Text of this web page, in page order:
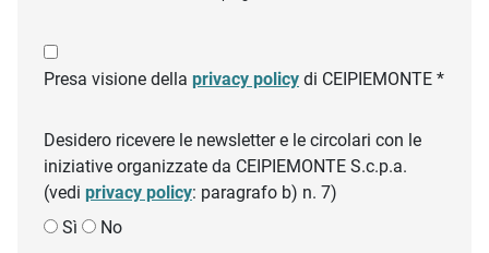
Presa visione della privacy policy di CEIPIEMONTE *
Desidero ricevere le newsletter e le circolari con le
iniziative organizzate da CEIPIEMONTE S.c.p.a.
(vedi privacy policy: paragrafo b) n. 7)
Sì
No